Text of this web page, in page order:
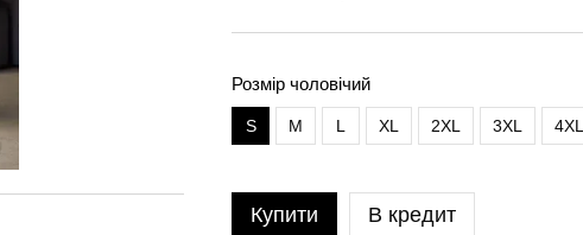
Розмір чоловічий
S M L XL 2XL 3XL 4XL
Купити В кредит